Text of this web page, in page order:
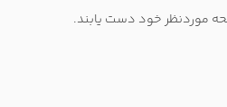
موردنظر خود دست یابند.